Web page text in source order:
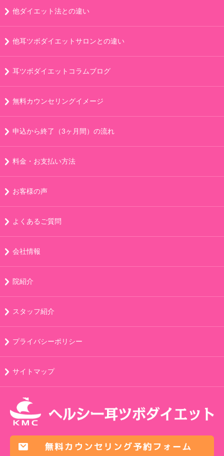
他ダイエット法との違い
他耳ツボダイエットサロンとの違い
耳ツボダイエットコラムブログ
無料カウンセリングイメージ
申込から終了（3ヶ月間）の流れ
料金・お支払い方法
お客様の声
よくあるご質問
会社情報
院紹介
スタッフ紹介
プライバシーポリシー
サイトマップ